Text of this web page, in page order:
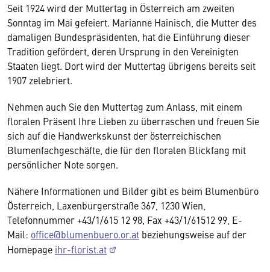
Seit 1924 wird der Muttertag in Österreich am zweiten
Sonntag im Mai gefeiert. Marianne Hainisch, die Mutter des
damaligen Bundespräsidenten, hat die Einführung dieser
Tradition gefördert, deren Ursprung in den Vereinigten
Staaten liegt. Dort wird der Muttertag übrigens bereits seit
1907 zelebriert.
Nehmen auch Sie den Muttertag zum Anlass, mit einem
floralen Präsent Ihre Lieben zu überraschen und freuen Sie
sich auf die Handwerkskunst der österreichischen
Blumenfachgeschäfte, die für den floralen Blickfang mit
persönlicher Note sorgen.
Nähere Informationen und Bilder gibt es beim Blumenbüro
Österreich, Laxenburgerstraße 367, 1230 Wien,
Telefonnummer +43/1/615 12 98, Fax +43/1/61512 99, E-
Mail: office@blumenbuero.or.at beziehungsweise auf der
Homepage ihr-florist.at